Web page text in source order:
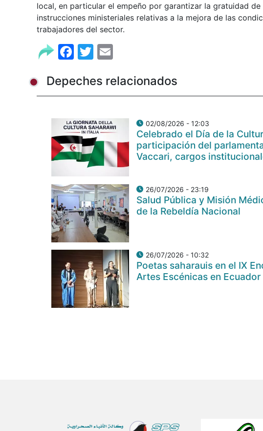
local, en particular el empeño por garantizar la gratuidad
instrucciones ministeriales relativas a la mejora de las
trabajadores del sector.
Facebook
Twitter
Depeches relacionados
02/08/2026 - 12:03
Celebrado el Día de la
participación del
Vaccari, cargos
26/07/2026 - 23:19
Salud Pública y Misión
de la Rebeldía Nacional
26/07/2026 - 10:32
Poetas saharauis en el IX
Artes Escénicas en Ecuador